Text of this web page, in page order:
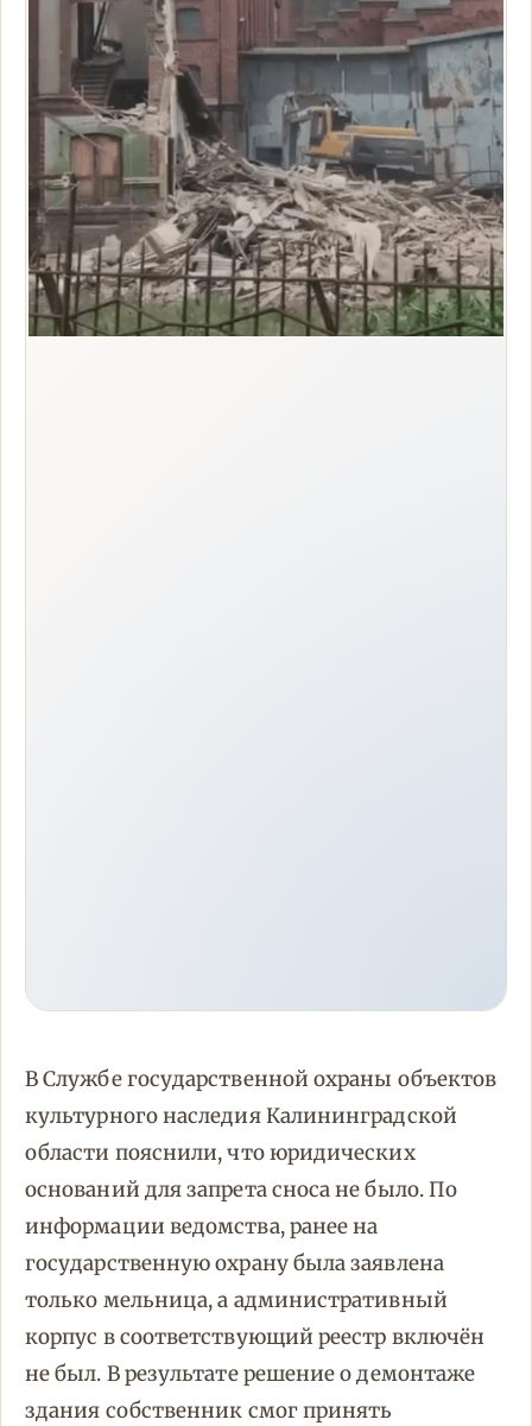
В Службе государственной охраны объектов
культурного наследия Калининградской
области пояснили, что юридических
оснований для запрета сноса не было. По
информации ведомства, ранее на
государственную охрану была заявлена
только мельница, а административный
корпус в соответствующий реестр включён
не был. В результате решение о демонтаже
здания собственник смог принять